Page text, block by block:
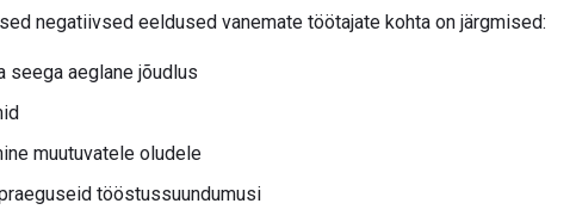
negatiivsed eeldused vanemate töötajate kohta on järgmised:
seega aeglane jõudlus
muutuvatele oludele
tööstussuundumusi